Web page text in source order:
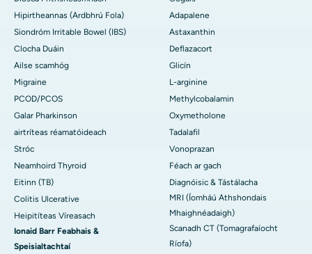
Hipirtheannas (Ardbhrú Fola)
Siondróm Irritable Bowel (IBS)
Clocha Duáin
Ailse scamhóg
Migraine
PCOD/PCOS
Galar Pharkinson
airtríteas réamatóideach
Stróc
Neamhoird Thyroid
Eitinn (TB)
Colitis Ulcerative
Heipitíteas Víreasach
Ionaid Barr Feabhais &
Speisialtachtaí
Adapalene
Astaxanthin
Deflazacort
Glicín
L-arginine
Methylcobalamin
Oxymetholone
Tadalafil
Vonoprazan
Féach ar gach
Diagnóisic & Tástálacha
MRI (Íomháú Athshondais
Mhaighnéadaigh)
Scanadh CT (Tomagrafaíocht
Ríofa)